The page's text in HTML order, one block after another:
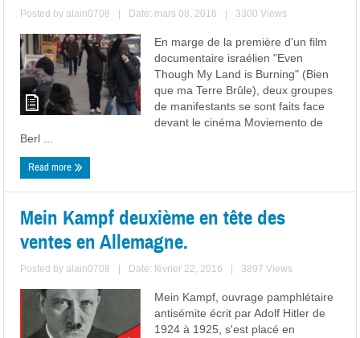
Posted byalain0708 Date: mars 08, 2016 3300 Views
En marge de la première d'un film
documentaire israélien "Even
Though My Land is Burning" (Bien
que ma Terre Brûle), deux groupes
de manifestants se sont faits face
devant le cinéma Moviemento de
Berl ...
Read more
Mein Kampf deuxième en tête des
ventes en Allemagne.
Posted byalain0708 Date: février 22, 2016 3897 Views
Mein Kampf, ouvrage pamphlétaire
antisémite écrit par Adolf Hitler de
1924 à 1925, s'est placé en